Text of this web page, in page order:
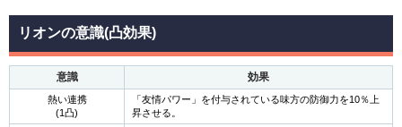
リオンの意識(凸効果)
意識 効果
熱い連携
(1凸)
「友情パワー」を付与されている味方の防御力を10％上
昇させる。